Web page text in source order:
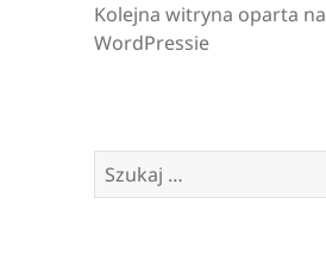
Kolejna witryna oparta na
WordPressie
Szukaj: